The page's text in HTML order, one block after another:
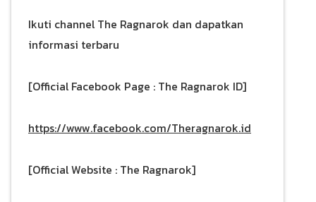
Ikuti channel The Ragnarok dan dapatkan
informasi terbaru
[Official Facebook Page : The Ragnarok ID]
https://www.facebook.com/Theragnarok.id
[Official Website : The Ragnarok]